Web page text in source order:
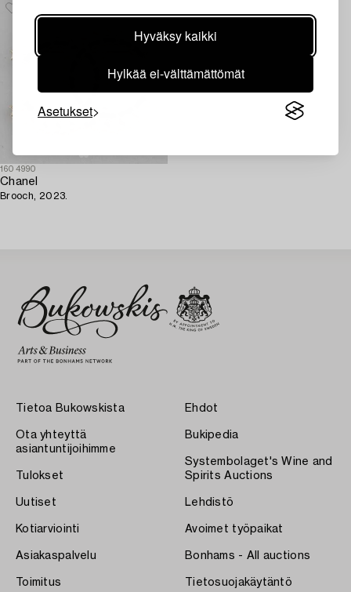
Hyväksy kaikki
Hylkää ei-välttämättömät
Asetukset
1604990
Chanel
Brooch, 2023.
Tietoa Bukowskista
Ota yhteyttä
asiantuntijoihimme
Tulokset
Uutiset
Kotiarviointi
Asiakaspalvelu
Toimitus
Ehdot
Bukipedia
Systembolaget's Wine and
Spirits Auctions
Lehdistö
Avoimet työpaikat
Bonhams - All auctions
Tietosuojakäytäntö